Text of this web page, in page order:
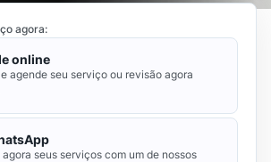
agora:
online
agende seu serviço ou revisão agora
seus serviços com um de nossos